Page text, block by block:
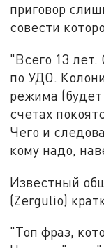
приговор
совести
"Всего 13
по УДО.
режима
счетах
Чего и
кому надо,
Известный
(Zergulio)
"Топ фраз,